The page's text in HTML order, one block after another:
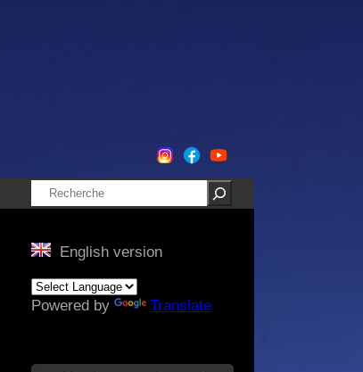
Rechercher
English version
Powered by Translate